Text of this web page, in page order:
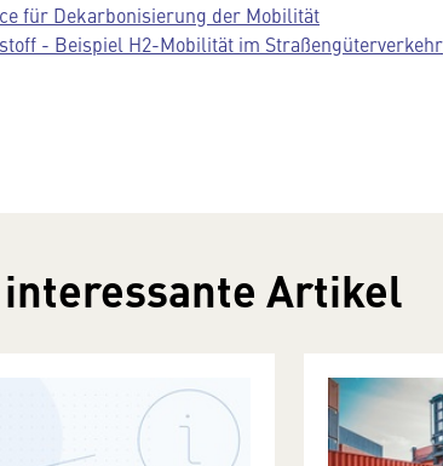
für Dekarbonisierung der Mobilität
- Beispiel H2-Mobilität im Straßengüterverkehr
Artikel